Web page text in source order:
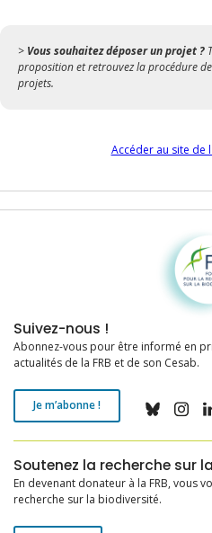
> Vous souhaitez déposer un projet ?
proposition et retrouvez la procédure
projets.
Accéder au site de
Fondation pour la recherche sur la
Suivez-nous !
Abonnez-vous pour être informé en
actualités de la FRB et de son Cesab.
Je m’abonne !
Soutenez la recherche sur
En devenant donateur à la FRB, vous
recherche sur la biodiversité.